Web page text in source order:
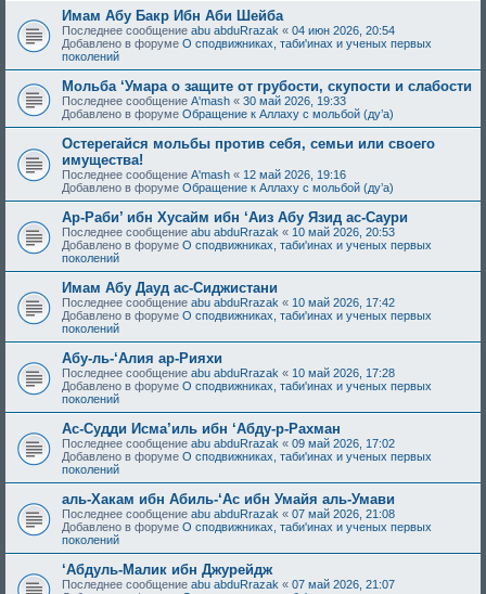
Имам Абу Бакр Ибн Аби Шейба
Последнее сообщение abu abduRrazak « 04 июн 2026, 20:54
Добавлено в форуме О сподвижниках, таби'инах и ученых первых
поколений
Мольба ‘Умара о защите от грубости, скупости и слабости
Последнее сообщение A'mash « 30 май 2026, 19:33
Добавлено в форуме Обращение к Аллаху с мольбой (ду’а)
Остерегайся мольбы против себя, семьи или своего
имущества!
Последнее сообщение A'mash « 12 май 2026, 19:16
Добавлено в форуме Обращение к Аллаху с мольбой (ду’а)
Ар-Раби’ ибн Хусайм ибн ‘Аиз Абу Язид ас-Саури
Последнее сообщение abu abduRrazak « 10 май 2026, 20:53
Добавлено в форуме О сподвижниках, таби'инах и ученых первых
поколений
Имам Абу Дауд ас-Сиджистани
Последнее сообщение abu abduRrazak « 10 май 2026, 17:42
Добавлено в форуме О сподвижниках, таби'инах и ученых первых
поколений
Абу-ль-‘Алия ар-Рияхи
Последнее сообщение abu abduRrazak « 10 май 2026, 17:28
Добавлено в форуме О сподвижниках, таби'инах и ученых первых
поколений
Ас-Судди Исма’иль ибн ‘Абду-р-Рахман
Последнее сообщение abu abduRrazak « 09 май 2026, 17:02
Добавлено в форуме О сподвижниках, таби'инах и ученых первых
поколений
аль-Хакам ибн Абиль-‘Ас ибн Умайя аль-Умави
Последнее сообщение abu abduRrazak « 07 май 2026, 21:08
Добавлено в форуме О сподвижниках, таби'инах и ученых первых
поколений
‘Абдуль-Малик ибн Джурейдж
Последнее сообщение abu abduRrazak « 07 май 2026, 21:07